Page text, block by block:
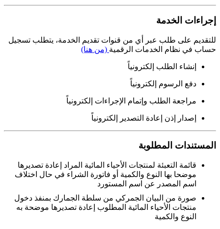
إجراءات الخدمة
للتقديم على طلب عبر أي من قنوات تقديم الخدمة، يتطلب تسجيل
حساب في نظام الخدمات الرقمية (من هنا)
إنشاء الطلب إلكترونياً
دفع الرسوم إلكترونياً
مراجعة الطلب وإتمام الإجراءات إلكترونياً
إصدار إذن إعادة التصدير إلكترونياً
المستندات المطلوبة
قائمة التعبئة لمنتجات الأحياء المائية المراد إعادة تصديرها
موضحا بها النوع والكمية أو فاتورة الشراء في حال اختلاف
اسم المصدر عن اسم المستورد
صورة من البيان الجمركي من سلطة الجمارك بمنفذ دخول
منتجات الأحياء المائية المطلوب إعادة تصديرها موضحة به
النوع والكمية